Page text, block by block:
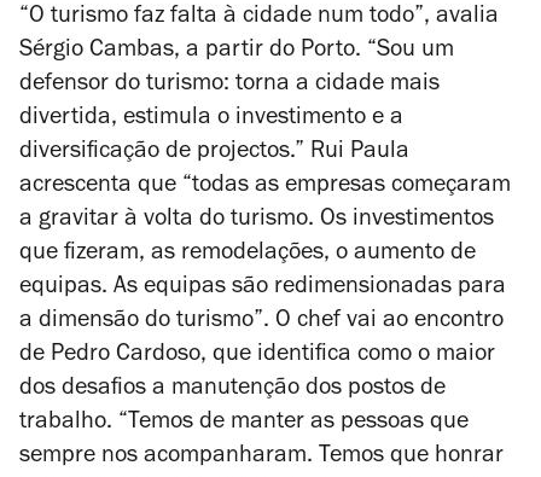
“O turismo faz falta à cidade num todo”, avalia
Sérgio Cambas, a partir do Porto. “Sou um
defensor do turismo: torna a cidade mais
divertida, estimula o investimento e a
diversificação de projectos.” Rui Paula
acrescenta que “todas as empresas começaram
a gravitar à volta do turismo. Os investimentos
que fizeram, as remodelações, o aumento de
equipas. As equipas são redimensionadas para
a dimensão do turismo”. O chef vai ao encontro
de Pedro Cardoso, que identifica como o maior
dos desafios a manutenção dos postos de
trabalho. “Temos de manter as pessoas que
sempre nos acompanharam. Temos que honrar